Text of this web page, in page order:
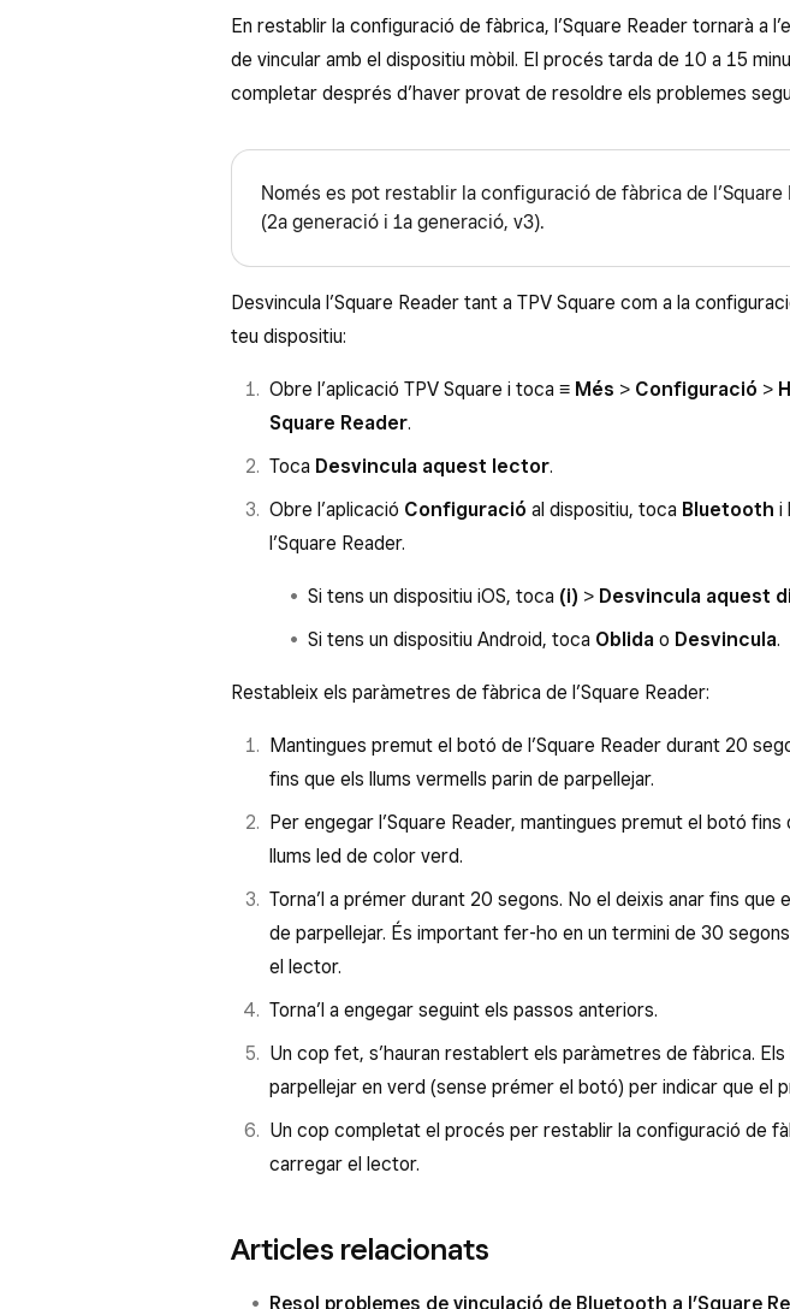
En restablir la configuració de fàbrica, l’Square Reader tornarà a
de vincular amb el dispositiu mòbil. El procés tarda de 10 a 15
completar després d’haver provat de resoldre els problemes
Només es pot restablir la configuració de fàbrica de l’Square
(2a generació i 1a generació, v3).
Desvincula l’Square Reader tant a TPV Square com a la
teu dispositiu:
Obre l’aplicació TPV Square i toca ≡ Més > Configuració >
Square Reader.
Toca Desvincula aquest lector.
Obre l’aplicació Configuració al dispositiu, toca Bluetooth i
l’Square Reader.
Si tens un dispositiu iOS, toca (i) > Desvincula aquest
Si tens un dispositiu Android, toca Oblida o Desvincula.
Restableix els paràmetres de fàbrica de l’Square Reader:
Mantingues premut el botó de l’Square Reader durant 20
fins que els llums vermells parin de parpellejar.
Per engegar l’Square Reader, mantingues premut el botó fins
llums led de color verd.
Torna’l a prémer durant 20 segons. No el deixis anar fins que
de parpellejar. És important fer-ho en un termini de 30
el lector.
Torna’l a engegar seguint els passos anteriors.
Un cop fet, s’hauran restablert els paràmetres de fàbrica. Els
parpellejar en verd (sense prémer el botó) per indicar que el
Un cop completat el procés per restablir la configuració de
carregar el lector.
Articles relacionats
Resol problemes de vinculació de Bluetooth a l’Square